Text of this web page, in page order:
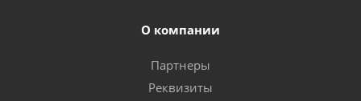
О компании
Партнеры
Реквизиты